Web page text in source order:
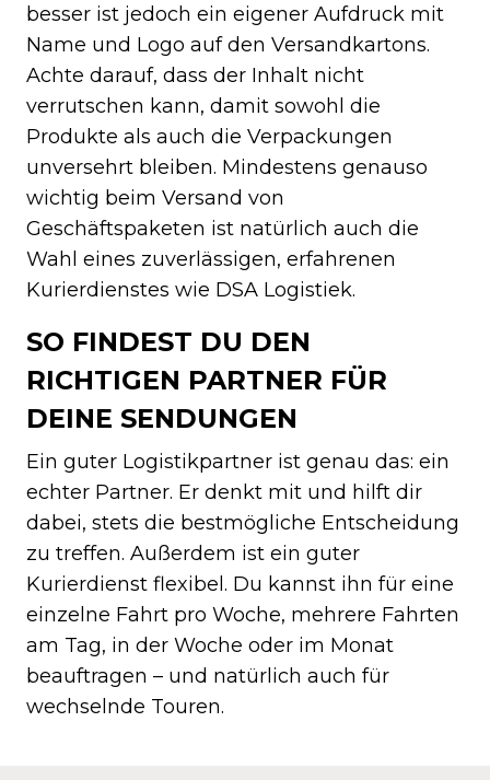
besser ist jedoch ein eigener Aufdruck mit
Name und Logo auf den Versandkartons.
Achte darauf, dass der Inhalt nicht
verrutschen kann, damit sowohl die
Produkte als auch die Verpackungen
unversehrt bleiben. Mindestens genauso
wichtig beim Versand von
Geschäftspaketen ist natürlich auch die
Wahl eines zuverlässigen, erfahrenen
Kurierdienstes wie DSA Logistiek.
SO FINDEST DU DEN
RICHTIGEN PARTNER FÜR
DEINE SENDUNGEN
Ein guter Logistikpartner ist genau das: ein
echter Partner. Er denkt mit und hilft dir
dabei, stets die bestmögliche Entscheidung
zu treffen. Außerdem ist ein guter
Kurierdienst flexibel. Du kannst ihn für eine
einzelne Fahrt pro Woche, mehrere Fahrten
am Tag, in der Woche oder im Monat
beauftragen – und natürlich auch für
wechselnde Touren.